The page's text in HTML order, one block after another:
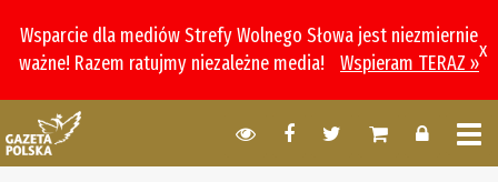
Wsparcie dla mediów Strefy Wolnego Słowa jest niezmiernie
ważne! Razem ratujmy niezależne media!
Wspieram TERAZ »
x